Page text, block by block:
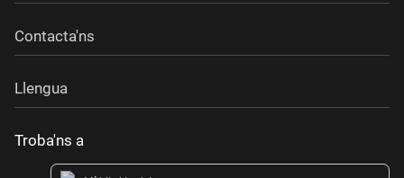
Contacta'ns
Llengua
Troba'ns a